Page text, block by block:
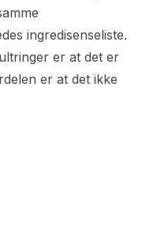
ingredisenseliste.
er at det er
er at det ikke